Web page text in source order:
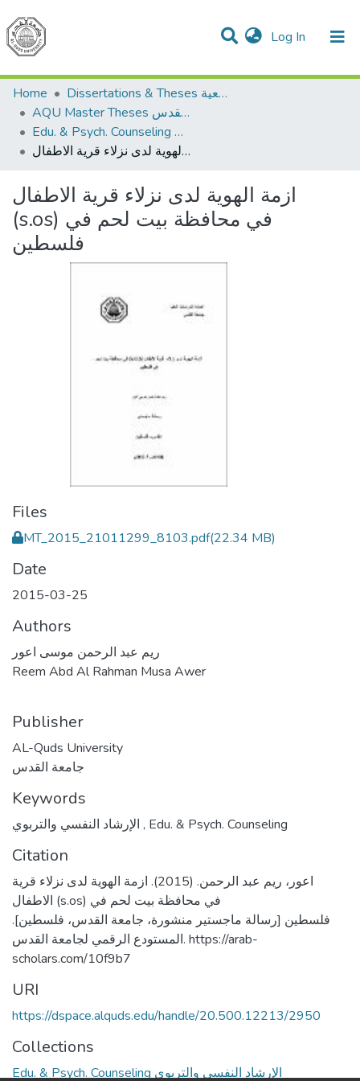
Log In (current)
Communities & Collections
All of DSpace
Home
Dissertations & Theses الرسائل الجامعية
AQU Master Theses الرسائل الجامعية الخاصة بجامعة القدس
Edu. & Psych. Counseling الإرشاد النفسي والتربوي
ازمة الهوية لدى نزلاء قرية الاطفال (s.os) في محافظة بيت لحم في فلسطين
ازمة الهوية لدى نزلاء قرية الاطفال
(s.os) في محافظة بيت لحم في
فلسطين
Files
MT_2015_21011299_8103.pdf(22.34 MB)
Date
2015-03-25
Authors
ريم عبد الرحمن موسى اعور
Reem Abd Al Rahman Musa Awer
Publisher
AL-Quds University
جامعة القدس
Keywords
, Edu. & Psych. Counseling
Citation
اعور، ريم عبد الرحمن. (2015). ازمة الهوية لدى نزلاء قرية
الاطفال (s.os) في محافظة بيت لحم في
فلسطين [رسالة ماجستير منشورة، جامعة القدس، فلسطين].
المستودع الرقمي لجامعة القدس. https://arab-
scholars.com/10f9b7
URI
https://dspace.alquds.edu/handle/20.500.12213/2950
Collections
Edu. & Psych. Counseling الإرشاد النفسي والتربوي